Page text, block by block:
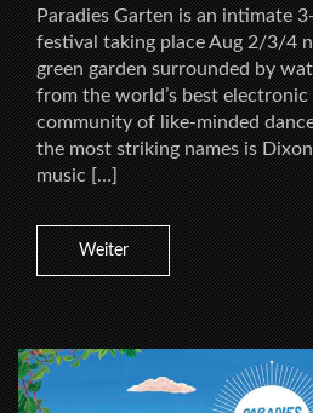
Paradies Garten is an intimate
festival taking place Aug 2/3/4
green garden surrounded by
from the world’s best
community of like-minded
the most striking names is
music […]
Weiter